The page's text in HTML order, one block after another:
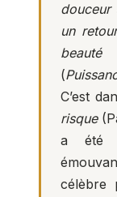
douceur
un
(
C’est
risque
a été
célèbre